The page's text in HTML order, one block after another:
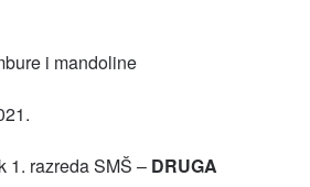
i mandoline
1. razreda SMŠ – DRUGA